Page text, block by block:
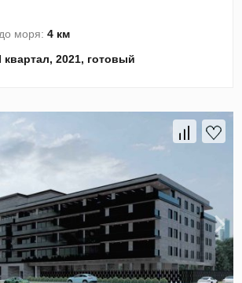
моря:4 км
квартал, 2021, готовый